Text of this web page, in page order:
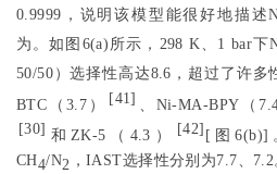
0.9999，说明该模型能很好地描述
为。如 图6(a)所示，298 K、1 bar下
50/50）选择性高达8.6，超过了许多
BTC（3.7）
[41] 、Ni-MA-BPY（
[30] 和ZK-5（4.3） [42] [ 图6(b)]
CH4/N2 ，IAST选择性分别为7.7、